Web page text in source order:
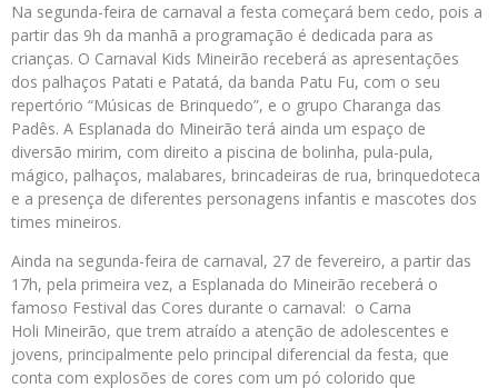
Na segunda-feira de carnaval a festa começará bem cedo, pois a
partir das 9h da manhã a programação é dedicada para as
crianças. O Carnaval Kids Mineirão receberá as apresentações
dos palhaços Patati e Patatá, da banda Patu Fu, com o seu
repertório “Músicas de Brinquedo”, e o grupo Charanga das
Padês. A Esplanada do Mineirão terá ainda um espaço de
diversão mirim, com direito a piscina de bolinha, pula-pula,
mágico, palhaços, malabares, brincadeiras de rua, brinquedoteca
e a presença de diferentes personagens infantis e mascotes dos
times mineiros.
Ainda na segunda-feira de carnaval, 27 de fevereiro, a partir das
17h, pela primeira vez, a Esplanada do Mineirão receberá o
famoso Festival das Cores durante o carnaval: o Carna
Holi Mineirão, que trem atraído a atenção de adolescentes e
jovens, principalmente pelo principal diferencial da festa, que
conta com explosões de cores com um pó colorido que